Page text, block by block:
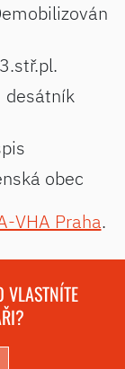
3.stř.pl.
desátník
obec
VHA Praha.
VLASTNÍTE